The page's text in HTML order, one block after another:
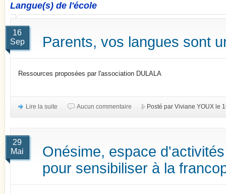
Langue(s) de l'école
16
Sep
Parents, vos langues sont
Ressources proposées par l'association DULALA
Lire la suite Aucun commentaire Posté par Viviane YOUX le
29
Mai
Onésime, espace
pour sensibiliser à la